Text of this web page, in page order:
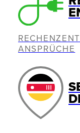
ANSPRÜCHE